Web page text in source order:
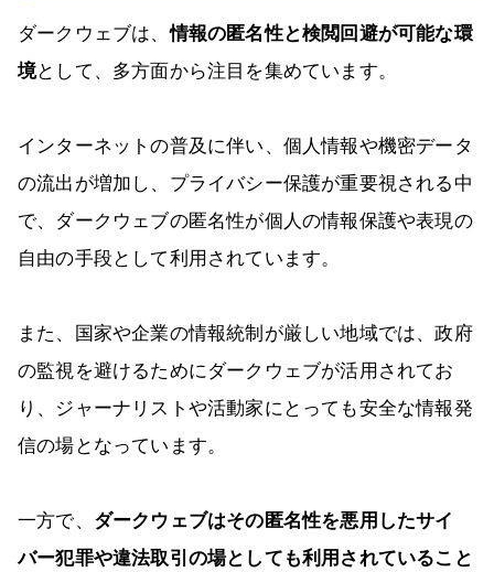
ダークウェブは、情報の匿名性と検閲回避が可能な環
境として、多方面から注目を集めています。
インターネットの普及に伴い、個人情報や機密データ
の流出が増加し、プライバシー保護が重要視される中
で、ダークウェブの匿名性が個人の情報保護や表現の
自由の手段として利用されています。
また、国家や企業の情報統制が厳しい地域では、政府
の監視を避けるためにダークウェブが活用されてお
り、ジャーナリストや活動家にとっても安全な情報発
信の場となっています。
一方で、 ダークウェブはその匿名性を悪用したサイ
バー犯罪や違法取引の場としても利用されていること